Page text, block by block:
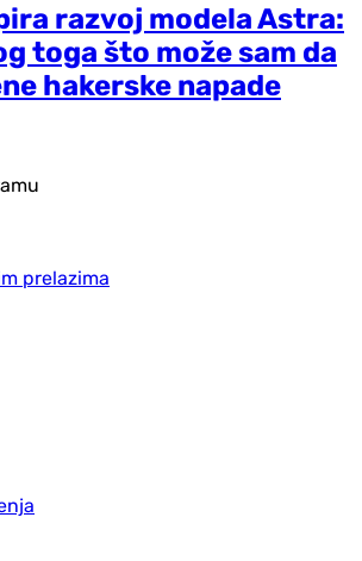
razvoj modela Astra:
toga što može sam da
hakerske napade
prelazima